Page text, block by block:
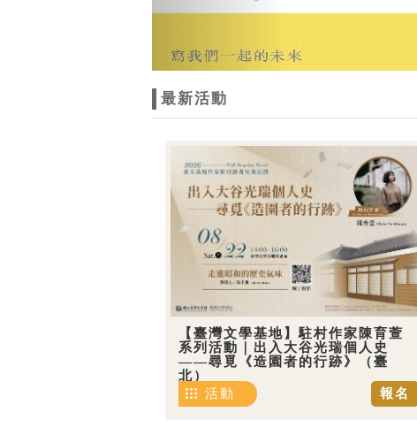
最新活動
【臺灣文學基地】駐村作家陳育萱
系列活動｜出入大谷光瑞個人史
——尋覓《造園者的行跡》（臺
北）
報名
活動